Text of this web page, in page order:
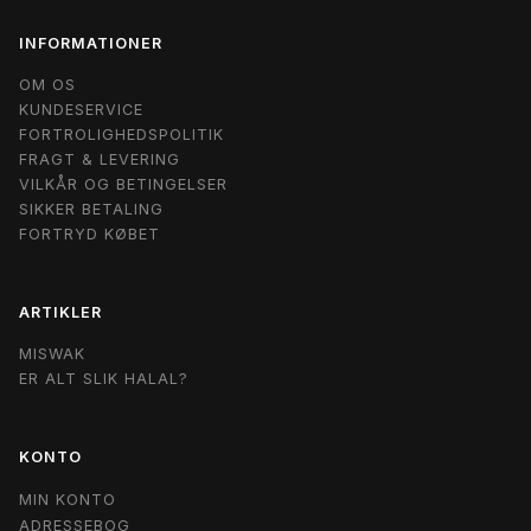
INFORMATIONER
OM OS
KUNDESERVICE
FORTROLIGHEDSPOLITIK
FRAGT & LEVERING
VILKÅR OG BETINGELSER
SIKKER BETALING
FORTRYD KØBET
ARTIKLER
MISWAK
ER ALT SLIK HALAL?
KONTO
MIN KONTO
ADRESSEBOG